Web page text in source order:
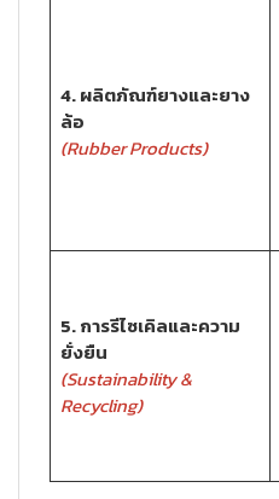
4. ผลิตภัณฑ์ยางและยาง
ล้อ
(Rubber Products)
5. การรีไซเคิลและความ
ยั่งยืน
(Sustainability &
Recycling)